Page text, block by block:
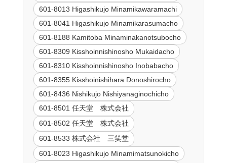
601-8013 Higashikujo Minamikawaramachi
601-8041 Higashikujo Minamikarasumacho
601-8188 Kamitoba Minaminakanotsubocho
601-8309 Kisshoinnishinosho Mukaidacho
601-8310 Kisshoinnishinosho Inobabacho
601-8355 Kisshoinishihara Donoshirocho
601-8436 Nishikujo Nishiyanaginochicho
601-8501 任天堂 株式会社
601-8502 任天堂 株式会社
601-8533 株式会社 三笑堂
601-8023 Higashikujo Minamimatsunokicho